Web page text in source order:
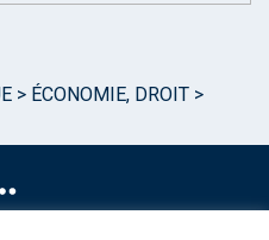
> ÉCONOMIE, DROIT >